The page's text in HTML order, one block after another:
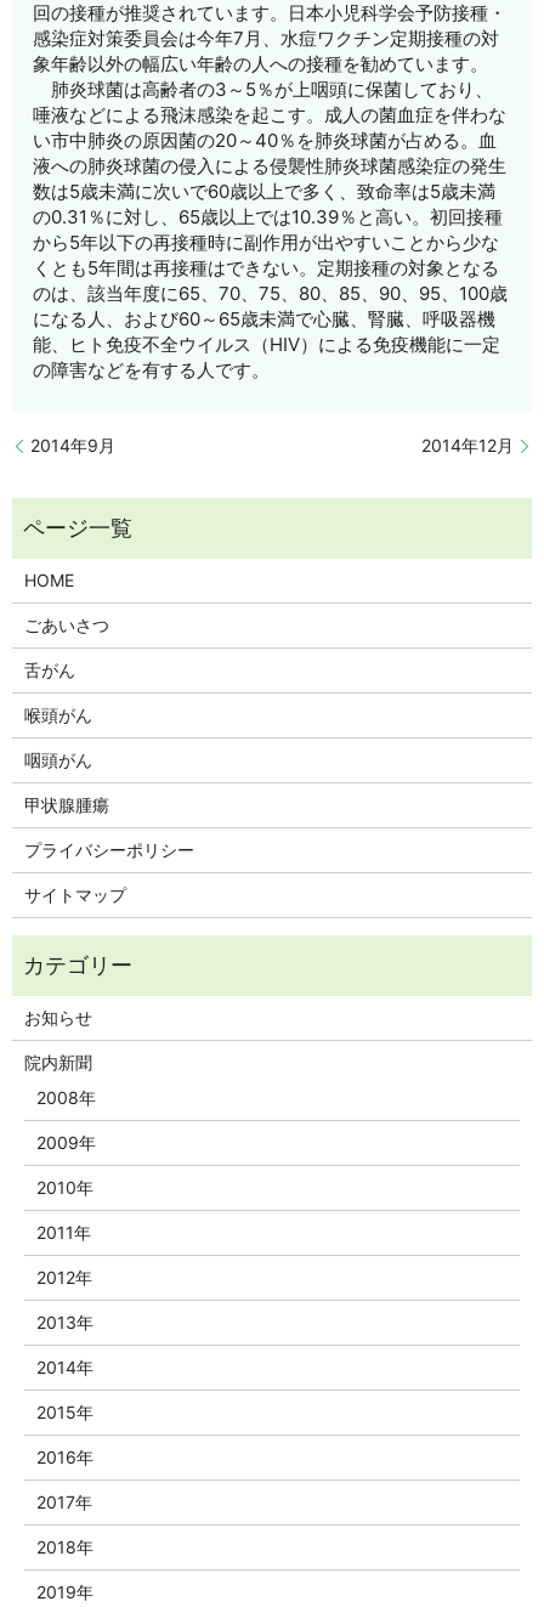
回の接種が推奨されています。日本小児科学会予防接種・
感染症対策委員会は今年7月、水痘ワクチン定期接種の対
象年齢以外の幅広い年齢の人への接種を勧めています。
肺炎球菌は高齢者の3～5％が上咽頭に保菌しており、
唾液などによる飛沫感染を起こす。成人の菌血症を伴わな
い市中肺炎の原因菌の20～40％を肺炎球菌が占める。血
液への肺炎球菌の侵入による侵襲性肺炎球菌感染症の発生
数は5歳未満に次いで60歳以上で多く、致命率は5歳未満
の0.31％に対し、65歳以上では10.39％と高い。初回接種
から5年以下の再接種時に副作用が出やすいことから少な
くとも5年間は再接種はできない。定期接種の対象となる
のは、該当年度に65、70、75、80、85、90、95、100歳
になる人、および60～65歳未満で心臓、腎臓、呼吸器機
能、ヒト免疫不全ウイルス（HIV）による免疫機能に一定
の障害などを有する人です。
2014年9月 2014年12月
HOME
ごあいさつ
舌がん
喉頭がん
咽頭がん
甲状腺腫瘍
プライバシーポリシー
サイトマップ
お知らせ
院内新聞
2008年
2009年
2010年
2011年
2012年
2013年
2014年
2015年
2016年
2017年
2018年
2019年